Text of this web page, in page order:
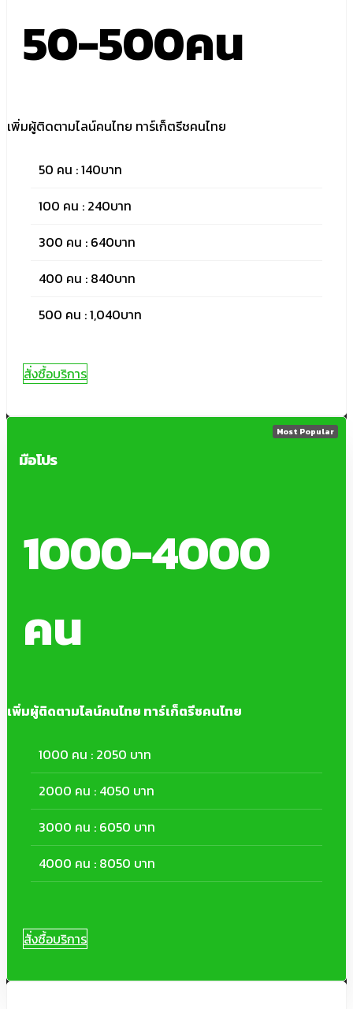
50-500คน
เพิ่มผู้ติดตามไลน์คนไทย ทาร์เก็ตรีชคนไทย
50 คน : 140บาท
100 คน : 240บาท
300 คน : 640บาท
400 คน : 840บาท
500 คน : 1,040บาท
สั่งซื้อบริการ
Most Popular
มือโปร
1000-4000
คน
เพิ่มผู้ติดตามไลน์คนไทย ทาร์เก็ตรีชคนไทย
1000 คน : 2050 บาท
2000 คน : 4050 บาท
3000 คน : 6050 บาท
4000 คน : 8050 บาท
สั่งซื้อบริการ